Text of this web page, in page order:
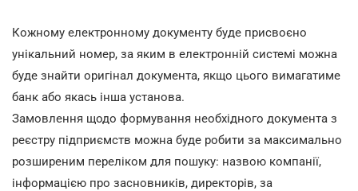
Кожному електронному документу буде присвоєно
унікальний номер, за яким в електронній системі можна
буде знайти оригінал документа, якщо цього вимагатиме
банк або якась інша установа.
Замовлення щодо формування необхідного документа з
реєстру підприємств можна буде робити за максимально
розширеним переліком для пошуку: назвою компанії,
інформацією про засновників, директорів, за